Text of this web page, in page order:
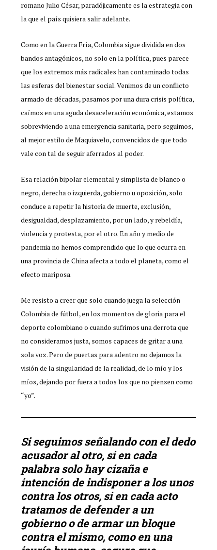
romano Julio César, paradójicamente es la estrategia con
la que el país quisiera salir adelante.
Como en la Guerra Fría, Colombia sigue dividida en dos
bandos antagónicos, no solo en la política, pues parece
que los extremos más radicales han contaminado todas
las esferas del bienestar social. Venimos de un conflicto
armado de décadas, pasamos por una dura crisis política,
caímos en una aguda desaceleración económica, estamos
sobreviviendo a una emergencia sanitaria, pero seguimos,
al mejor estilo de Maquiavelo, convencidos de que todo
vale con tal de seguir aferrados al poder.
Esa relación bipolar elemental y simplista de blanco o
negro, derecha o izquierda, gobierno u oposición, solo
conduce a repetir la historia de muerte, exclusión,
desigualdad, desplazamiento, por un lado, y rebeldía,
violencia y protesta, por el otro. En año y medio de
pandemia no hemos comprendido que lo que ocurra en
una provincia de China afecta a todo el planeta, como el
efecto mariposa.
Me resisto a creer que solo cuando juega la selección
Colombia de fútbol, en los momentos de gloria para el
deporte colombiano o cuando sufrimos una derrota que
no consideramos justa, somos capaces de gritar a una
sola voz. Pero de puertas para adentro no dejamos la
visión de la singularidad de la realidad, de lo mío y los
míos, dejando por fuera a todos los que no piensen como
“yo”.
Si seguimos señalando con el dedo
acusador al otro, si en cada
palabra solo hay cizaña e
intención de indisponer a los unos
contra los otros, si en cada acto
tratamos de defender a un
gobierno o de armar un bloque
contra el mismo, como en una